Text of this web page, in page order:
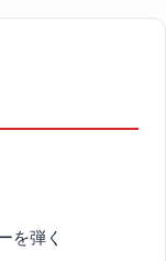
を弾く